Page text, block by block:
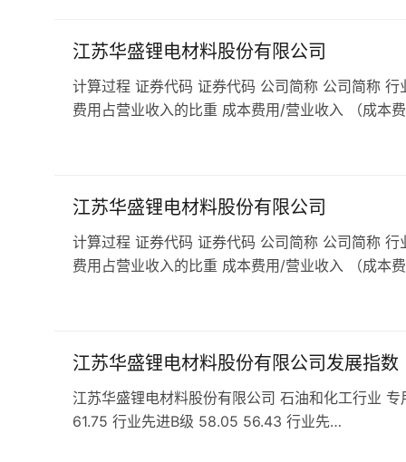
江苏华盛锂电材料股份有限公司
计算过程 证券代码 证券代码 公司简称 公司简称
费用占营业收入的比重 成本费用/营业收入 （成本
江苏华盛锂电材料股份有限公司
计算过程 证券代码 证券代码 公司简称 公司简称
费用占营业收入的比重 成本费用/营业收入 （成本
江苏华盛锂电材料股份有限公司发展指数
江苏华盛锂电材料股份有限公司 石油和化工行业
61.75 行业先进B级 58.05 56.43 行业先…